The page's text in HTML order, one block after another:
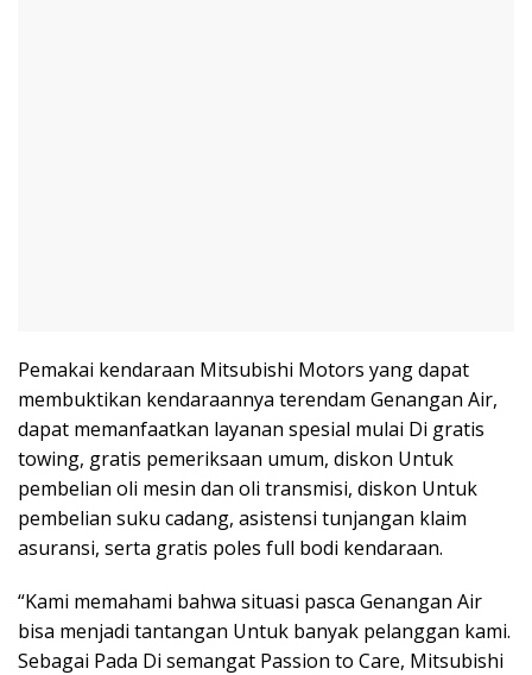
Pemakai kendaraan Mitsubishi Motors yang dapat
membuktikan kendaraannya terendam Genangan Air,
dapat memanfaatkan layanan spesial mulai Di gratis
towing, gratis pemeriksaan umum, diskon Untuk
pembelian oli mesin dan oli transmisi, diskon Untuk
pembelian suku cadang, asistensi tunjangan klaim
asuransi, serta gratis poles full bodi kendaraan.
“Kami memahami bahwa situasi pasca Genangan Air
bisa menjadi tantangan Untuk banyak pelanggan kami.
Sebagai Pada Di semangat Passion to Care, Mitsubishi